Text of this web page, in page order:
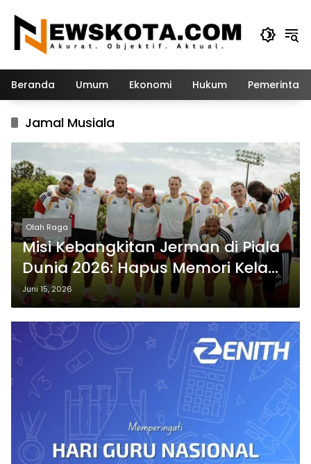
konten
Beranda Umum Ekonomi Hukum
Jamal Musiala
Olah Raga
Misi Kebangkitan Jerman di Piala
Dunia 2026: Hapus Memori Kelam
Bersama Julian Nagelsmann
Juni 15, 2026